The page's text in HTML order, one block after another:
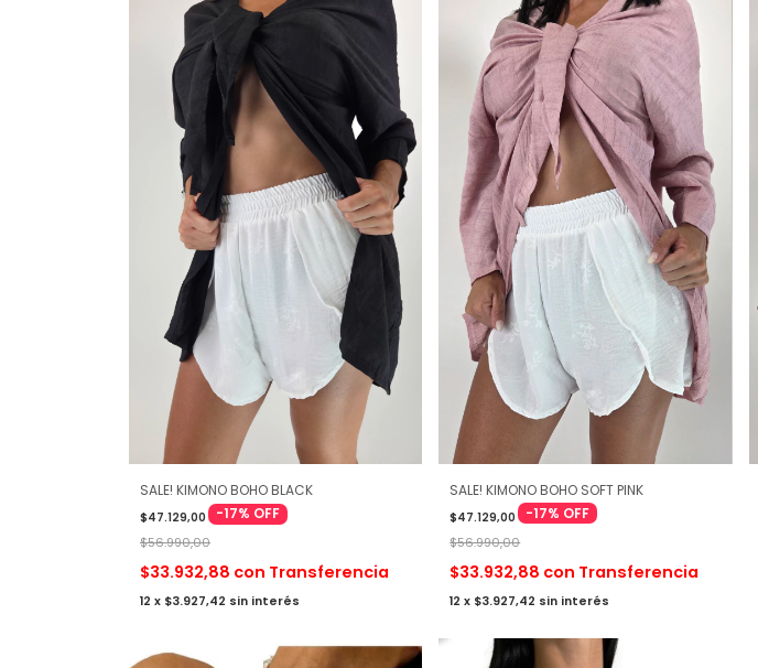
SALE! KIMONO BOHO BLACK
$47.129,00 -17% OFF
$56.990,00
$33.932,88 con Transferencia
12 x $3.927,42 sin interés
SALE! KIMONO BOHO SOFT PINK
$47.129,00 -17% OFF
$56.990,00
$33.932,88 con Transferencia
12 x $3.927,42 sin interés